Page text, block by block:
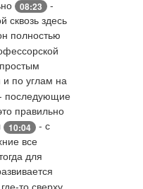
08:23
-
сквозь здесь
полностью
и по углам на
последующие
правильно
10:04
- с
все
для
то сверху